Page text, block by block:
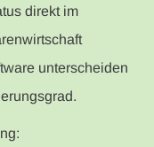
direkt im
unterscheiden